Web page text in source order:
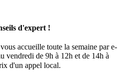
d'expert !
accueille toute la semaine par e-
vendredi de 9h à 12h et de 14h à
d'un appel local.